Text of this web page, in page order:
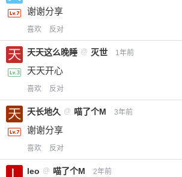
20 元 50
谢谢分享
喜欢 反对
天天这么晚睡 @ 灭世 1年前
天天开心
喜欢 反对
天长地久 @ 喵了个M 3年前
谢谢分享
喜欢 反对
leo @ 喵了个M 2年前
您没有权限发布内容，请购买会员